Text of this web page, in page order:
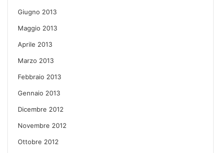
Giugno 2013
Maggio 2013
Aprile 2013
Marzo 2013
Febbraio 2013
Gennaio 2013
Dicembre 2012
Novembre 2012
Ottobre 2012